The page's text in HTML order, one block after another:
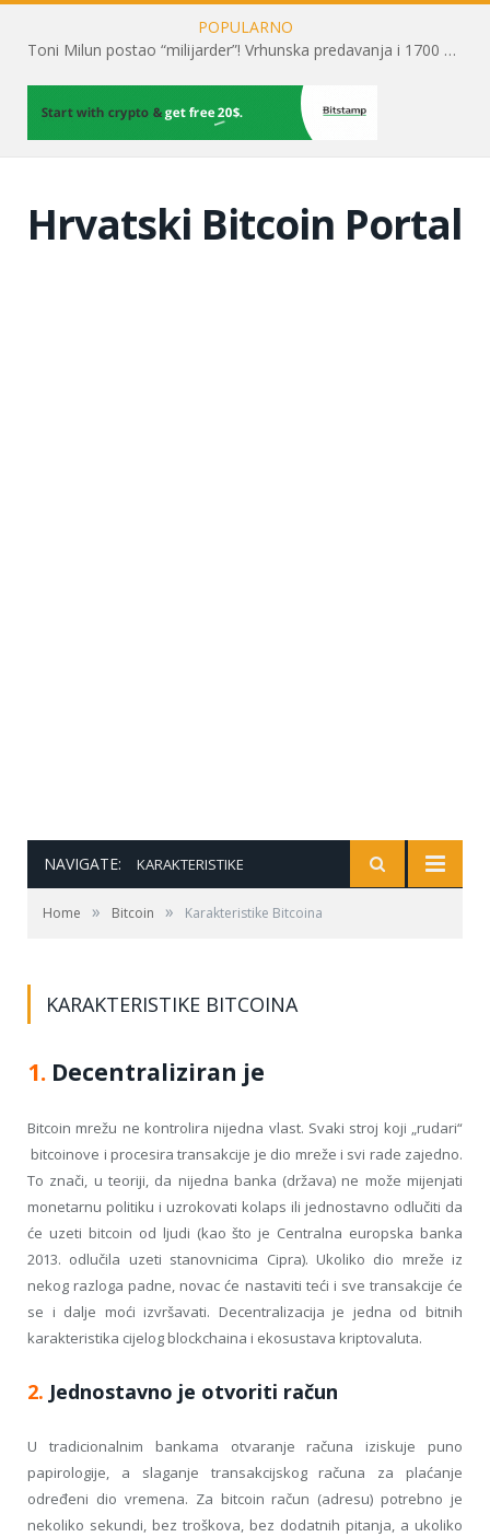
POPULARNO
Toni Milun postao “milijarder”! Vrhunska predavanja i 1700 posjetitelja obilježili su mjesec financijske pismenosti
Hrvatski Bitcoin Portal
NAVIGATE: KARAKTERISTIKE
Home » Bitcoin » Karakteristike Bitcoina
KARAKTERISTIKE BITCOINA
1. Decentraliziran je
Bitcoin mrežu ne kontrolira nijedna vlast. Svaki stroj koji „rudari“
bitcoinove i procesira transakcije je dio mreže i svi rade zajedno.
To znači, u teoriji, da nijedna banka (država) ne može mijenjati
monetarnu politiku i uzrokovati kolaps ili jednostavno odlučiti da
će uzeti bitcoin od ljudi (kao što je Centralna europska banka
2013. odlučila uzeti stanovnicima Cipra). Ukoliko dio mreže iz
nekog razloga padne, novac će nastaviti teći i sve transakcije će
se i dalje moći izvršavati. Decentralizacija je jedna od bitnih
karakteristika cijelog blockchaina i ekosustava kriptovaluta.
2. Jednostavno je otvoriti račun
U tradicionalnim bankama otvaranje računa iziskuje puno
papirologije, a slaganje transakcijskog računa za plaćanje
određeni dio vremena. Za bitcoin račun (adresu) potrebno je
nekoliko sekundi, bez troškova, bez dodatnih pitanja, a ukoliko